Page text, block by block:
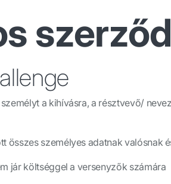
a kihívásra, a résztvevő/
összes személyes adatnak valósnak
jár költséggel a versenyzők számára